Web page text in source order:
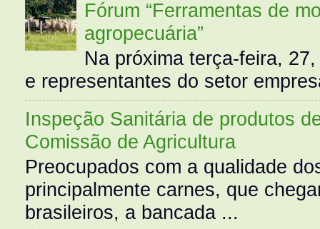
Fórum “Ferramentas de
agropecuária”
Na próxima terça-feira,
e representantes do setor
Inspeção Sanitária de produtos
Comissão de Agricultura
Preocupados com a qualidade
principalmente carnes, que
brasileiros, a bancada ...